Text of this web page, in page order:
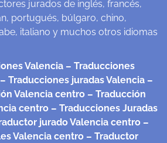
jurados de inglés, francés,
portugués, búlgaro, chino,
italiano y muchos otros idiomas
Valencia – Traducciones
– Traducciones juradas Valencia –
Valencia centro – Traducción
centro – Traducciones Juradas
jurado Valencia centro –
Valencia centro – Traductor